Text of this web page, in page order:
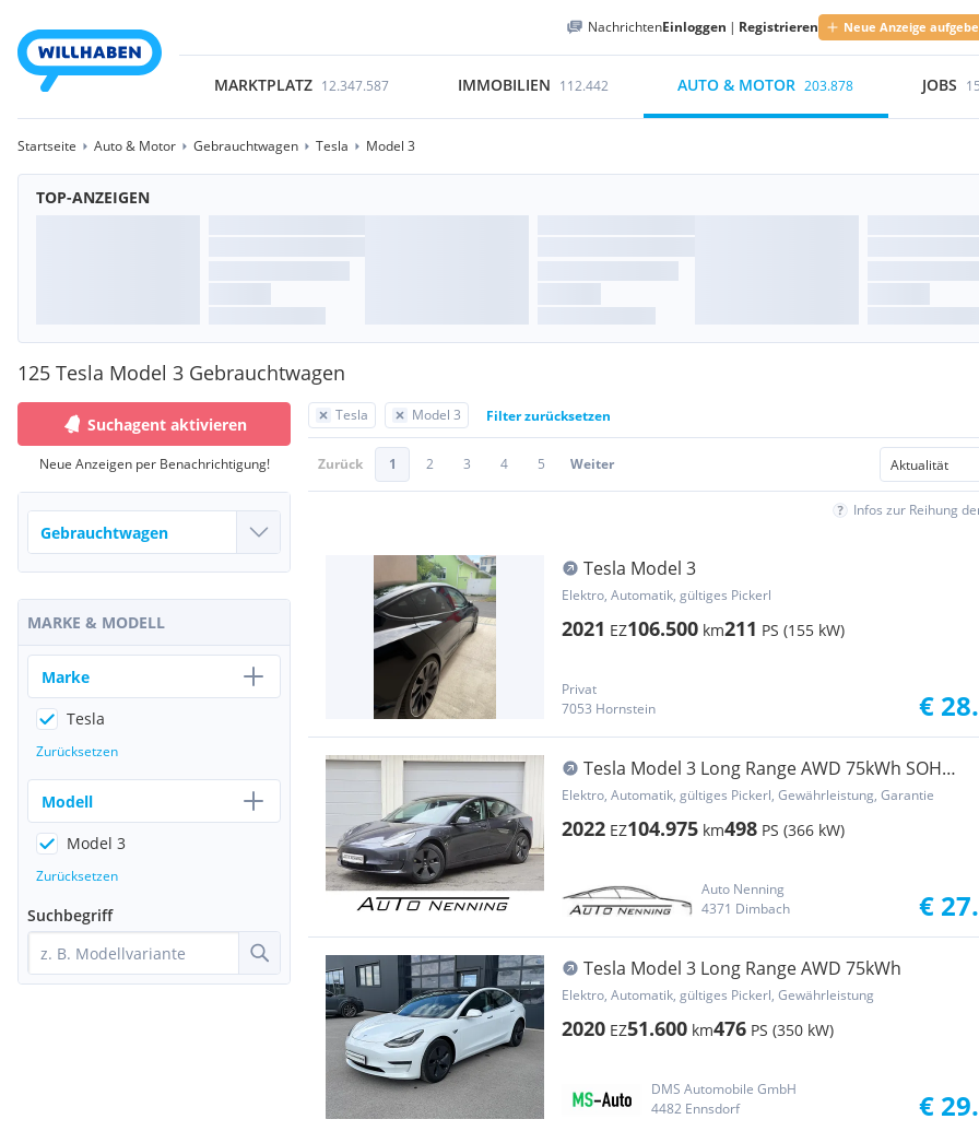
NachrichtenEinloggen | Registrieren Neue Anzeige
MARKTPLATZ 12.347.587 IMMOBILIEN 112.442 AUTO & MOTOR 203.878 JOBS
Startseite Auto & Motor Gebrauchtwagen Tesla Model 3
TOP-ANZEIGEN
125 Tesla Model 3 Gebrauchtwagen
Tesla Model 3 Filter zurücksetzen
Zurück 1 2 3 4 5 Weiter
Infos zur Reihung
Tesla Model 3
Elektro, Automatik, gültiges Pickerl
2021 EZ106.500 km211 PS (155 kW)
Privat
7053 Hornstein
€
Tesla Model 3 Long Range AWD 75kWh SOH
91,5%
Elektro, Automatik, gültiges Pickerl, Gewährleistung, Garantie
2022 EZ104.975 km498 PS (366 kW)
Auto Nenning
4371 Dimbach
€
Tesla Model 3 Long Range AWD 75kWh
Elektro, Automatik, gültiges Pickerl, Gewährleistung
2020 EZ51.600 km476 PS (350 kW)
DMS Automobile GmbH
4482 Ennsdorf
€
Suchagent aktivieren
Neue Anzeigen per Benachrichtigung!
MARKE & MODELL
Marke
Tesla
Zurücksetzen
Modell
Model 3
Zurücksetzen
Suchbegriff